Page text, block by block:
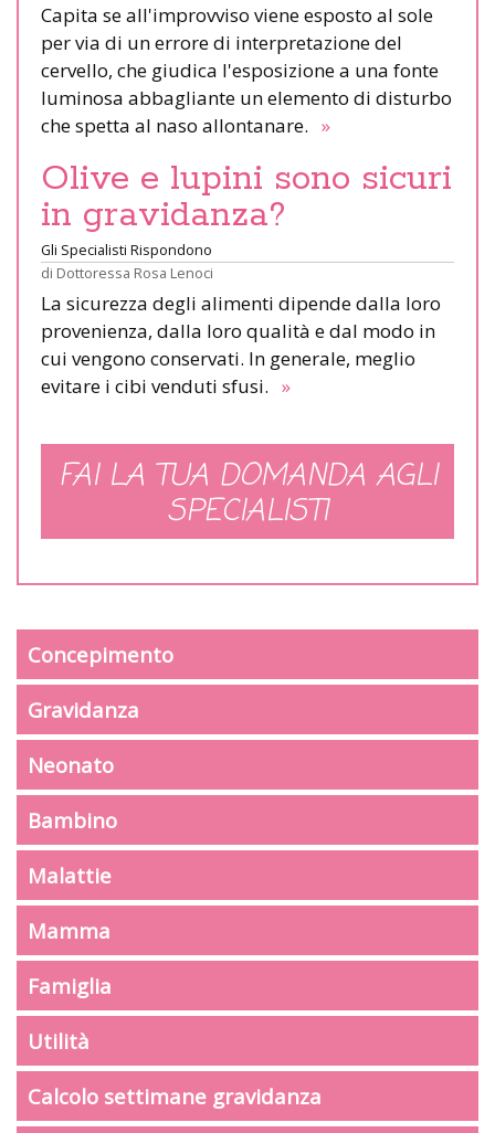
Capita se all'improvviso viene esposto al sole
per via di un errore di interpretazione del
cervello, che giudica l'esposizione a una fonte
luminosa abbagliante un elemento di disturbo
che spetta al naso allontanare. »
Olive e lupini sono sicuri
in gravidanza?
Gli Specialisti Rispondono
di Dottoressa Rosa Lenoci
La sicurezza degli alimenti dipende dalla loro
provenienza, dalla loro qualità e dal modo in
cui vengono conservati. In generale, meglio
evitare i cibi venduti sfusi. »
FAI LA TUA DOMANDA AGLI
SPECIALISTI
Concepimento
Gravidanza
Neonato
Bambino
Malattie
Mamma
Famiglia
Utilità
Calcolo settimane gravidanza